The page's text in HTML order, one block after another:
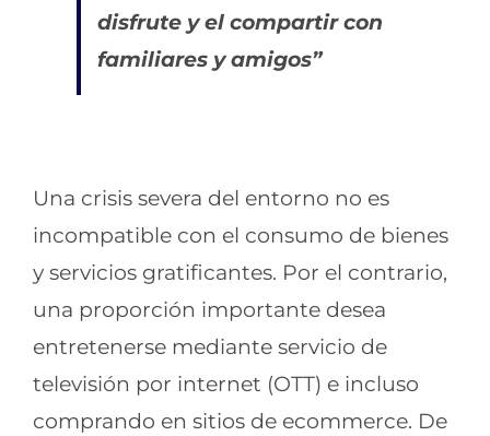
disfrute y el compartir con
familiares y amigos”
Una crisis severa del entorno no es
incompatible con el consumo de bienes
y servicios gratificantes. Por el contrario,
una proporción importante desea
entretenerse mediante servicio de
televisión por internet (OTT) e incluso
comprando en sitios de ecommerce. De